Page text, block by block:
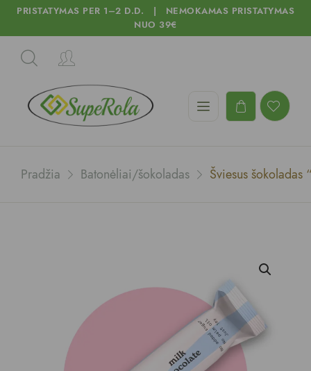
PRISTATYMAS PER 1–2 D.D. | NEMOKAMAS PRISTATYMAS
NUO 39€
Pradžia Batonėliai/šokoladas Šviesus šokoladas